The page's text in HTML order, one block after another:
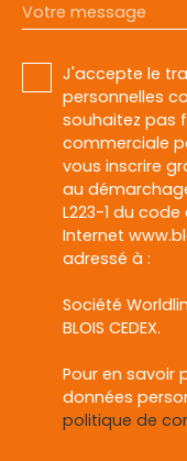
Votre message
J'accepte le
personnelles
souhaitez pas
commerciale
vous inscrire
au
L223-1 du
Internet
adressé à :
Société
BLOIS CEDEX.
Pour en savoir
données
politique de